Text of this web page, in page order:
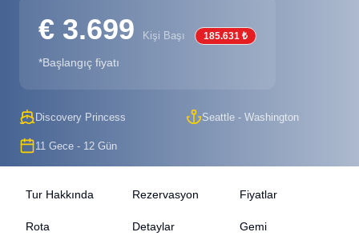
€ 3.699 Kişi Başı 185.631 ₺
*Başlangıç fiyatı
Discovery Princess Seattle - Washington
11 Gece - 12 Gün
Tur Hakkında Rezervasyon Fiyatlar
Rota Detaylar Gemi